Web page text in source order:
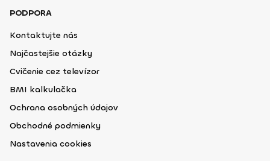
PODPORA
Kontaktujte nás
Najčastejšie otázky
Cvičenie cez televízor
BMI kalkulačka
Ochrana osobných údajov
Obchodné podmienky
Nastavenia cookies